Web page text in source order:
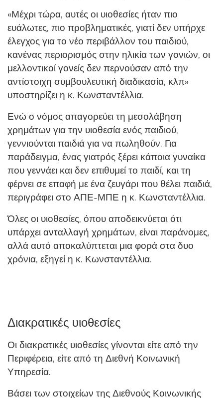
«Μέχρι τώρα, αυτές οι υιοθεσίες ήταν πιο
ευάλωτες, πιο προβληματικές, γιατί δεν υπήρχε
έλεγχος για το νέο περιβάλλον του παιδιού,
κανένας περιορισμός στην ηλικία των γονιών, οι
μελλοντικοί γονείς δεν περνούσαν από την
αντίστοιχη συμβουλευτική διαδικασία, κλπ»
υποστηρίζει η κ. Κωνσταντέλλια.
Ενώ ο νόμος απαγορεύει τη μεσολάβηση
χρημάτων για την υιοθεσία ενός παιδιού,
γεννιούνται παιδιά για να πωληθούν. Για
παράδειγμα, ένας γιατρός ξέρει κάποια γυναίκα
που γεννάει και δεν επιθυμεί το παιδί, και τη
φέρνει σε επαφή με ένα ζευγάρι που θέλει παιδιά,
περιγράφει στο ΑΠΕ-ΜΠΕ η κ. Κωνσταντέλλια.
Όλες οι υιοθεσίες, όπου αποδεικνύεται ότι
υπάρχει ανταλλαγή χρημάτων, είναι παράνομες,
αλλά αυτό αποκαλύπτεται μια φορά στα δυο
χρόνια, εξηγεί η κ. Κωνσταντέλλια.
Διακρατικές υιοθεσίες
Οι διακρατικές υιοθεσίες γίνονται είτε από την
Περιφέρεια, είτε από τη Διεθνή Κοινωνική
Υπηρεσία.
Βάσει των στοιχείων της Διεθνούς Κοινωνικής